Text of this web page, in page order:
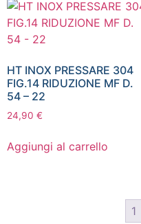
HT INOX PRESSARE 304
FIG.14 RIDUZIONE MF D.
54 – 22
24,90 €
Aggiungi al carrello
1